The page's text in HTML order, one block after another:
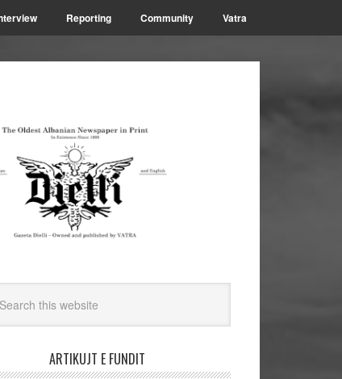
Reporting Community Vatra
ARTIKUJT E FUNDIT